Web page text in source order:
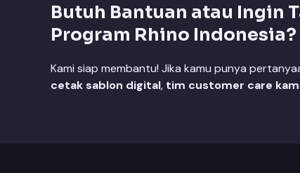
Butuh Bantuan atau Ingin
Program Rhino Indonesia?
Kami siap membantu! Jika kamu punya
cetak sablon digital, tim customer care